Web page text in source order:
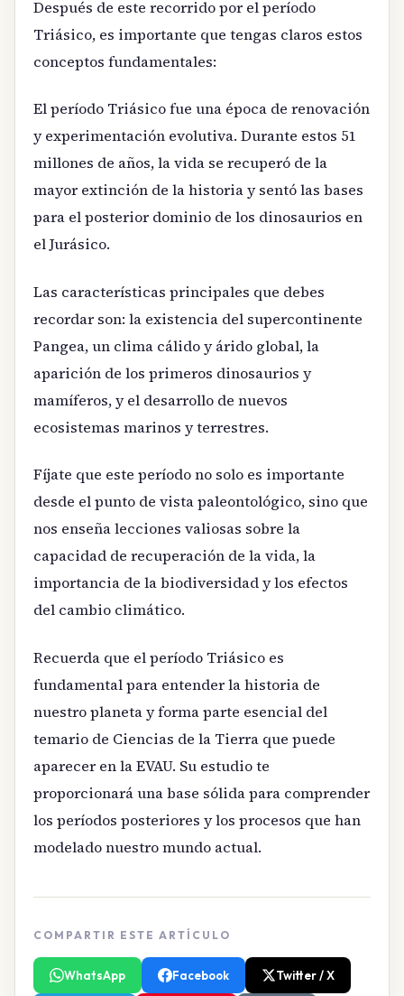
Después de este recorrido por el período
Triásico, es importante que tengas claros estos
conceptos fundamentales:
El período Triásico fue una época de renovación
y experimentación evolutiva. Durante estos 51
millones de años, la vida se recuperó de la
mayor extinción de la historia y sentó las bases
para el posterior dominio de los dinosaurios en
el Jurásico.
Las características principales que debes
recordar son: la existencia del supercontinente
Pangea, un clima cálido y árido global, la
aparición de los primeros dinosaurios y
mamíferos, y el desarrollo de nuevos
ecosistemas marinos y terrestres.
Fíjate que este período no solo es importante
desde el punto de vista paleontológico, sino que
nos enseña lecciones valiosas sobre la
capacidad de recuperación de la vida, la
importancia de la biodiversidad y los efectos
del cambio climático.
Recuerda que el período Triásico es
fundamental para entender la historia de
nuestro planeta y forma parte esencial del
temario de Ciencias de la Tierra que puede
aparecer en la EVAU. Su estudio te
proporcionará una base sólida para comprender
los períodos posteriores y los procesos que han
modelado nuestro mundo actual.
COMPARTIR ESTE ARTÍCULO
WhatsApp Facebook Twitter / X